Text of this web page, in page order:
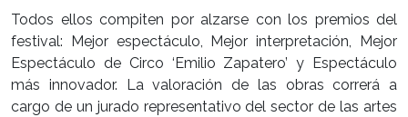
Todos ellos compiten por alzarse con los premios del
festival: Mejor espectáculo, Mejor interpretación, Mejor
Espectáculo de Circo ‘Emilio Zapatero’ y Espectáculo
más innovador. La valoración de las obras correrá a
cargo de un jurado representativo del sector de las artes